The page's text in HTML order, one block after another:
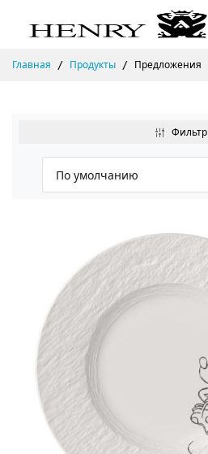
Главная Продукты Предложения
Фильтр